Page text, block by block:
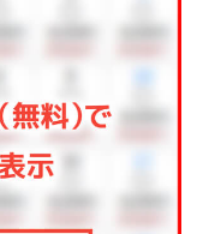
見城名嘉地」ICか
国道449号線へ25
し瀬底大橋を渡
す。